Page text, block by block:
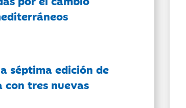
séptima edición de
con tres nuevas